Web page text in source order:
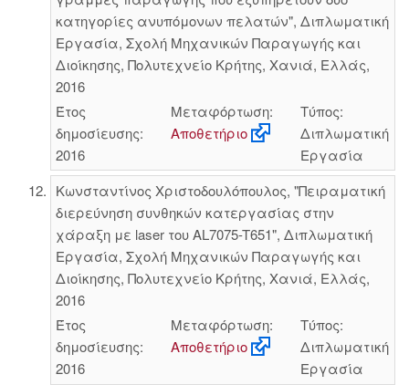
κατηγορίες ανυπόμονων πελατών", Διπλωματική
Εργασία, Σχολή Μηχανικών Παραγωγής και
Διοίκησης, Πολυτεχνείο Κρήτης, Χανιά, Ελλάς,
2016
Έτος
δημοσίευσης:
2016
Μεταφόρτωση:
Αποθετήριο
Τύπος:
Διπλωματική
Εργασία
Κωνσταντίνος Χριστοδουλόπουλος, "Πειραματική
διερεύνηση συνθηκών κατεργασίας στην
χάραξη με laser του AL7075-T651", Διπλωματική
Εργασία, Σχολή Μηχανικών Παραγωγής και
Διοίκησης, Πολυτεχνείο Κρήτης, Χανιά, Ελλάς,
2016
Έτος
δημοσίευσης:
2016
Μεταφόρτωση:
Αποθετήριο
Τύπος:
Διπλωματική
Εργασία